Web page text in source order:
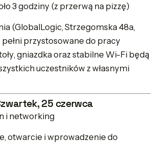
3 godziny (z przerwą na pizzę)
(GlobalLogic, Strzegomska 48a,
pełni przystosowane do pracy
gniazdka oraz stabilne Wi-Fi będą
uczestników z własnymi
25 czerwca
i networking
otwarcie i wprowadzenie do